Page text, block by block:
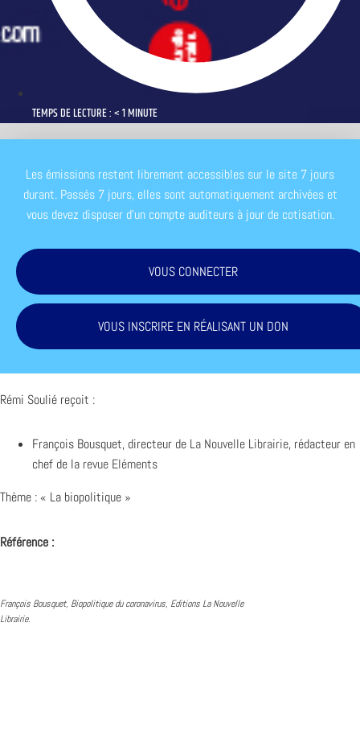
TEMPS DE LECTURE : < 1 MINUTE
Les émissions restent librement accessibles sur le site 7 jours
durant. Passés 7 jours, elles sont automatiquement archivées et
vous devez disposer d'un compte auditeurs à jour de cotisation.
VOUS CONNECTER
VOUS INSCRIRE EN RÉALISANT UN DON
Rémi Soulié reçoit :
François Bousquet, directeur de La Nouvelle Librairie, rédacteur en
chef de la revue Eléments
Thème : « La biopolitique »
Référence :
François Bousquet, Biopolitique du coronavirus, Editions La Nouvelle
Librairie.